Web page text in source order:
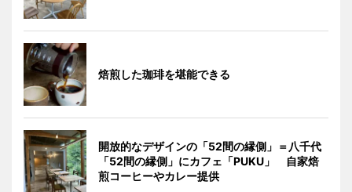
焙煎した珈琲を堪能できる
開放的なデザインの「52間の縁側」＝八千代
「52間の縁側」にカフェ「PUKU」 自家焙
煎コーヒーやカレー提供